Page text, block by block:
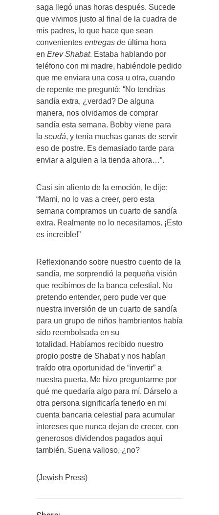
saga llegó unas horas después. Sucede
que vivimos justo al final de la cuadra de
mis padres, lo que hace que sean
convenientes entregas de última hora
en Erev Shabat. Estaba hablando por
teléfono con mi madre, habiéndole pedido
que me enviara una cosa u otra, cuando
de repente me preguntó: “No tendrías
sandía extra, ¿verdad? De alguna
manera, nos olvidamos de comprar
sandía esta semana. Bobby viene para
la seudá, y tenía muchas ganas de servir
eso de postre. Es demasiado tarde para
enviar a alguien a la tienda ahora…”.
Casi sin aliento de la emoción, le dije:
“Mami, no lo vas a creer, pero esta
semana compramos un cuarto de sandía
extra. Realmente no lo necesitamos. ¡Esto
es increíble!”
Reflexionando sobre nuestro cuento de la
sandía, me sorprendió la pequeña visión
que recibimos de la banca celestial. No
pretendo entender, pero pude ver que
nuestra inversión de un cuarto de sandía
para un grupo de niños hambrientos había
sido reembolsada en su
totalidad. Habíamos recibido nuestro
propio postre de Shabat y nos habían
traído otra oportunidad de “invertir” a
nuestra puerta. Me hizo preguntarme por
qué me quedaría algo para mí. Dárselo a
otra persona significaría tenerlo en mi
cuenta bancaria celestial para acumular
intereses que nunca dejan de crecer, con
generosos dividendos pagados aquí
también. Suena valioso, ¿no?
(Jewish Press)